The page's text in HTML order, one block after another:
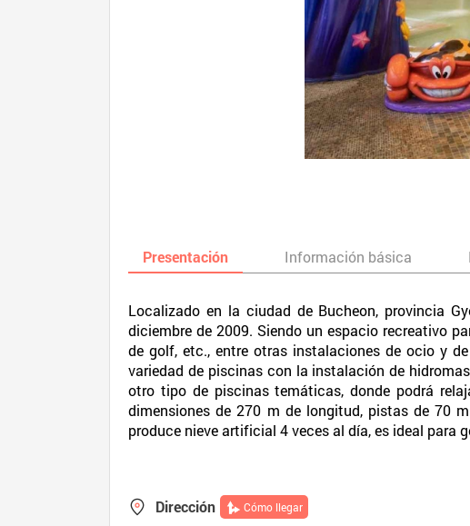
Presentación Información básica
Localizado en la ciudad de Bucheon, provincia
diciembre de 2009. Siendo un espacio recreativo
de golf, etc., entre otras instalaciones de ocio y
variedad de piscinas con la instalación de
otro tipo de piscinas temáticas, donde podrá
dimensiones de 270 m de longitud, pistas de 70
produce nieve artificial 4 veces al día, es ideal para
Dirección Cómo llegar